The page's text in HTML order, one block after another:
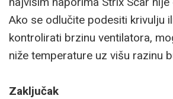
Ako se odlučite podesiti krivulju
kontrolirati brzinu ventilatora,
niže temperature uz višu razinu
Zaključak